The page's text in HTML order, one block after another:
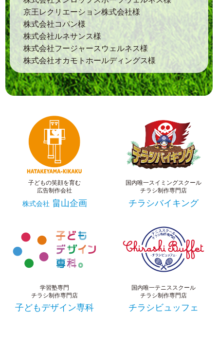
京王レクリエーション株式会社様
株式会社コパン様
株式会社ルネサンス様
株式会社フージャースウェルネス様
株式会社オカモトホールディングス様
子どもの笑顔を育む
広告制作会社
株式会社 畠山企画
国内唯一スイミングスクール
チラシ制作専門店
チラシバイキング
学習塾専門
チラシ制作専門店
子どもデザイン専科
国内唯一テニススクール
チラシ制作専門店
チラシビュッフェ